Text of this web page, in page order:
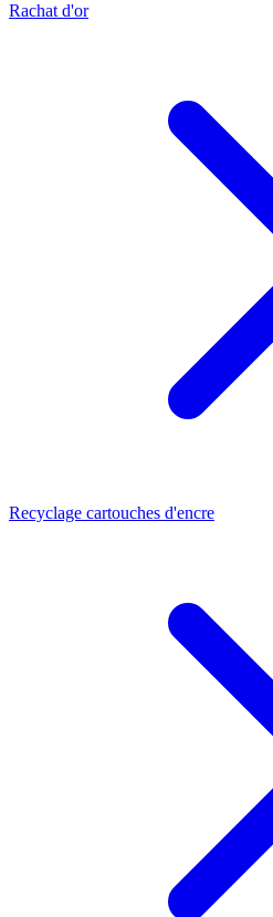
Rachat d'or
Recyclage cartouches d'encre